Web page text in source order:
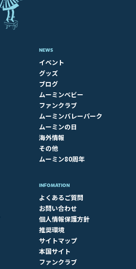
NEWS
イベント
グッズ
ブログ
ムーミンベビー
ファンクラブ
ムーミンバレーパーク
ムーミンの日
海外情報
その他
ムーミン80周年
INFOMATION
よくあるご質問
お問い合わせ
個人情報保護方針
推奨環境
サイトマップ
本国サイト
ファンクラブ